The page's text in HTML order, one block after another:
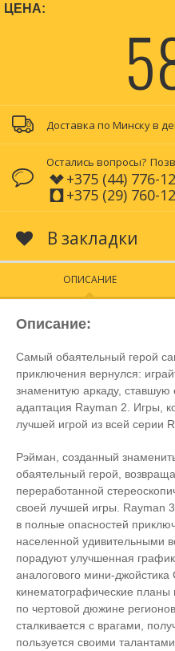
ЦЕНА:
Доставка по Минску в
Остались вопросы?
+375 (44) 776-
+375 (29) 760-
В закладки
ОПИСАНИЕ
Описание:
Самый обаятельный герой
приключения вернулся:
знаменитую аркаду,
адаптация Rayman 2. Игры,
лучшей игрой из всей серии
Рэйман, созданный
обаятельный герой,
переработанной
своей лучшей игры. Rayman
в полные опасностей
населенной удивительными
порадуют улучшенная
аналогового мини-джойстика
кинематографические
по чертовой дюжине
сталкивается с врагами,
пользуется своими